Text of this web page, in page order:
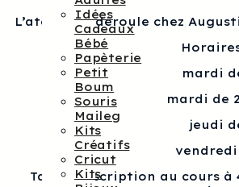
Idées
Cadeaux
Bébé
Papèterie
Petit
Boum
Souris
Maileg
Kits
Créatifs
Cricut
Kits
L’atelier se déroule chez
mardi
mardi de
jeudi
vendredi
Tarif : Inscription au cours à